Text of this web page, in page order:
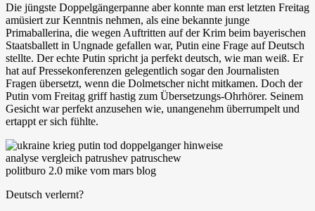
Die jüngste Doppelgängerpanne aber konnte man erst letzten Freitag
amüsiert zur Kenntnis nehmen, als eine bekannte junge
Primaballerina, die wegen Auftritten auf der Krim beim bayerischen
Staatsballett in Ungnade gefallen war, Putin eine Frage auf Deutsch
stellte. Der echte Putin spricht ja perfekt deutsch, wie man weiß. Er
hat auf Pressekonferenzen gelegentlich sogar den Journalisten
Fragen übersetzt, wenn die Dolmetscher nicht mitkamen. Doch der
Putin vom Freitag griff hastig zum Übersetzungs-Ohrhörer. Seinem
Gesicht war perfekt anzusehen wie, unangenehm überrumpelt und
ertappt er sich fühlte.
Deutsch verlernt?